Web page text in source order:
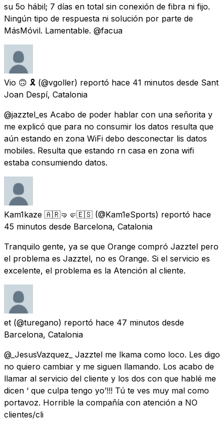
su 5o hábil; 7 días en total sin conexión de fibra ni fijo.
Ningún tipo de respuesta ni solución por parte de
MásMóvil. Lamentable. @facua
Vio 🙃 🎗 (@vgoller) reportó hace 41 minutos desde Sant
Joan Despí, Catalonia
@jazztel_es Acabo de poder hablar con una señorita y
me explicó que para no consumir los datos resulta que
aún estando en zona WiFi debo desconectar lis datos
mobiles. Resulta que estando rn casa en zona wifi
estaba consumiendo datos.
Kam1kaze 🇦🇷🤜🤛🇪🇸 (@Kam1eSports) reportó hace
45 minutos desde Barcelona, Catalonia
Tranquilo gente, ya se que Orange compró Jazztel pero
el problema es Jazztel, no es Orange. Si el servicio es
excelente, el problema es la Atención al cliente.
et (@turegano) reportó hace 47 minutos desde
Barcelona, Catalonia
@_JesusVazquez_ Jazztel me lkama como loco. Les digo
no quiero cambiar y me siguen llamando. Los acabo de
llamar al servicio del cliente y los dos con que hablé me
dicen ‘ que culpa tengo yo’!!! Tú te ves muy mal como
portavoz. Horrible la compañía con atención a NO
clientes/cli